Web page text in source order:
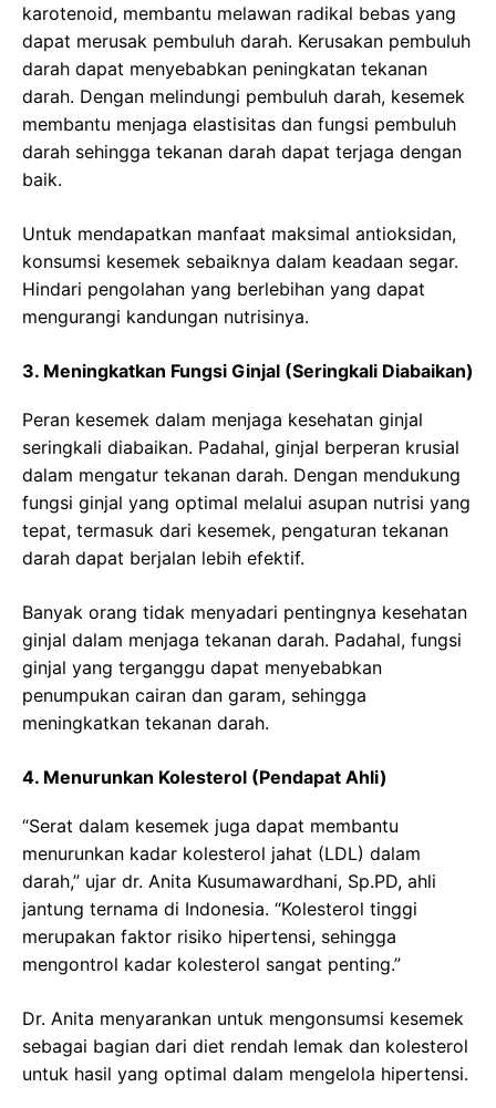
karotenoid, membantu melawan radikal bebas yang
dapat merusak pembuluh darah. Kerusakan pembuluh
darah dapat menyebabkan peningkatan tekanan
darah. Dengan melindungi pembuluh darah, kesemek
membantu menjaga elastisitas dan fungsi pembuluh
darah sehingga tekanan darah dapat terjaga dengan
baik.
Untuk mendapatkan manfaat maksimal antioksidan,
konsumsi kesemek sebaiknya dalam keadaan segar.
Hindari pengolahan yang berlebihan yang dapat
mengurangi kandungan nutrisinya.
3. Meningkatkan Fungsi Ginjal (Seringkali Diabaikan)
Peran kesemek dalam menjaga kesehatan ginjal
seringkali diabaikan. Padahal, ginjal berperan krusial
dalam mengatur tekanan darah. Dengan mendukung
fungsi ginjal yang optimal melalui asupan nutrisi yang
tepat, termasuk dari kesemek, pengaturan tekanan
darah dapat berjalan lebih efektif.
Banyak orang tidak menyadari pentingnya kesehatan
ginjal dalam menjaga tekanan darah. Padahal, fungsi
ginjal yang terganggu dapat menyebabkan
penumpukan cairan dan garam, sehingga
meningkatkan tekanan darah.
4. Menurunkan Kolesterol (Pendapat Ahli)
“Serat dalam kesemek juga dapat membantu
menurunkan kadar kolesterol jahat (LDL) dalam
darah,” ujar dr. Anita Kusumawardhani, Sp.PD, ahli
jantung ternama di Indonesia. “Kolesterol tinggi
merupakan faktor risiko hipertensi, sehingga
mengontrol kadar kolesterol sangat penting.”
Dr. Anita menyarankan untuk mengonsumsi kesemek
sebagai bagian dari diet rendah lemak dan kolesterol
untuk hasil yang optimal dalam mengelola hipertensi.